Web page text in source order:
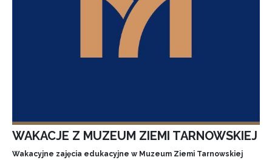
WAKACJE Z MUZEUM ZIEMI TARNOWSKIEJ
Wakacyjne zajęcia edukacyjne w Muzeum Ziemi Tarnowskiej